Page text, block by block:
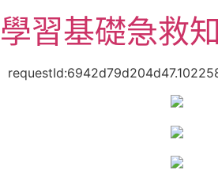
至
主
學習基礎急救